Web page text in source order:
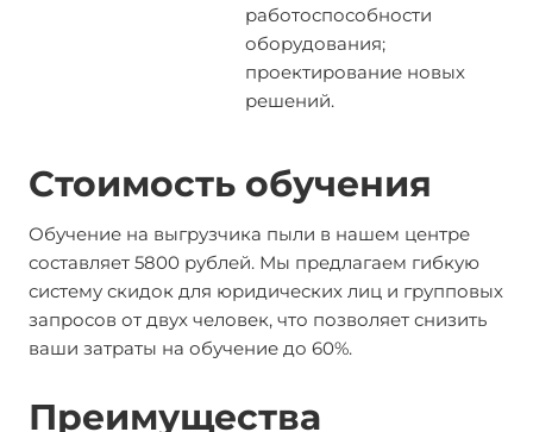
работоспособности
оборудования;
проектирование новых
решений.
Стоимость обучения
Обучение на выгрузчика пыли в нашем центре
составляет 5800 рублей. Мы предлагаем гибкую
систему скидок для юридических лиц и групповых
запросов от двух человек, что позволяет снизить
ваши затраты на обучение до 60%.
Преимущества